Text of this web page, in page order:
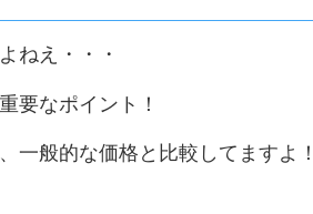
ねえ・・・
要なポイント！
一般的な価格と比較してますよ！